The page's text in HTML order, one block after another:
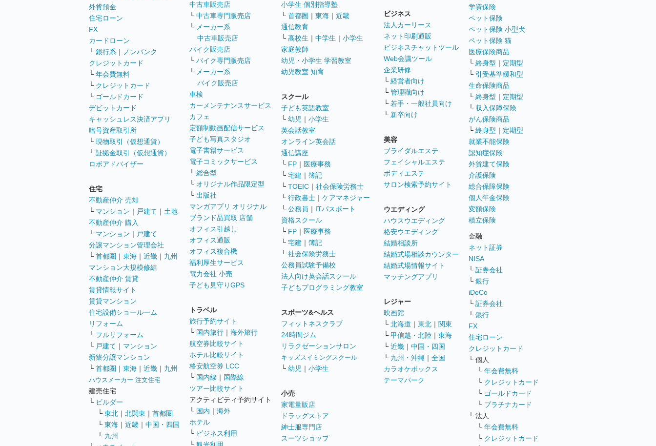
外貨預金
住宅ローン
FX
カードローン
└ 銀行系 ｜
ノンバンク
クレジットカード
└ 年会費無料
└ クレジットカード
└ ゴールドカード
デビットカード
キャッシュレス決済アプリ
暗号資産取引所
└ 現物取引（仮想通貨）
└ 証拠金取引（仮想通貨）
ロボアドバイザー
住宅
不動産仲介 売却
└ マンション ｜ 戸建て ｜ 土地
不動産仲介 購入
└ マンション ｜ 戸建て
分譲マンション管理会社
└ 首都圏 ｜ 東海 ｜ 近畿 ｜ 九州
マンション大規模修繕
不動産仲介 賃貸
賃貸情報サイト
賃貸マンション
住宅設備ショールーム
リフォーム
└ フルリフォーム
└ 戸建て ｜ マンション
新築分譲マンション
└ 首都圏 ｜ 東海 ｜ 近畿 ｜ 九州
ハウスメーカー 注文住宅
建売住宅
└ ビルダー
└ 東北 ｜ 北関東 ｜ 首都圏
└ 東海 ｜ 近畿 ｜ 中国・四国
└ 九州
中古車販売店
└ 中古車専門販売店
└ メーカー系
中古車販売店
バイク販売店
└ バイク専門販売店
└ メーカー系
バイク販売店
車検
カーメンテナンスサービス
カフェ
定額制動画配信サービス
子ども写真スタジオ
電子書籍サービス
電子コミックサービス
└ 総合型
└ オリジナル作品限定型
└ 出版社
マンガアプリ オリジナル
ブランド品買取 店舗
オフィス引越し
オフィス通販
オフィス複合機
福利厚生サービス
電力会社 小売
子ども見守りGPS
トラベル
旅行予約サイト
└ 国内旅行 ｜ 海外旅行
航空券比較サイト
ホテル比較サイト
格安航空券 LCC
└ 国内線 ｜ 国際線
ツアー比較サイト
アクティビティ予約サイト
└ 国内 ｜ 海外
ホテル
└ ビジネス利用
小学生 個別指導塾
└ 首都圏 ｜ 東海 ｜ 近畿
通信教育
└ 高校生 ｜ 中学生 ｜ 小学生
家庭教師
幼児・小学生 学習教室
幼児教室 知育
スクール
子ども英語教室
└ 幼児 ｜ 小学生
英会話教室
オンライン英会話
通信講座
└ FP ｜ 医療事務
└ 宅建 ｜ 簿記
└ TOEIC ｜ 社会保険労務士
└ 行政書士 ｜ ケアマネジャー
└ 公務員 ｜ ITパスポート
資格スクール
└ FP ｜ 医療事務
└ 宅建 ｜ 簿記
└ 社会保険労務士
公務員試験予備校
法人向け英会話スクール
子どもプログラミング教室
スポーツ&ヘルス
フィットネスクラブ
24時間ジム
リラクゼーションサロン
キッズスイミングスクール
└ 幼児 ｜ 小学生
小売
家電量販店
ドラッグストア
紳士服専門店
スーツショップ
ビジネス
法人カーリース
ネット印刷通販
ビジネスチャットツール
Web会議ツール
企業研修
└ 経営者向け
└ 管理職向け
└ 若手・一般社員向け
└ 新卒向け
美容
ブライダルエステ
フェイシャルエステ
ボディエステ
サロン検索予約サイト
ウエディング
ハウスウエディング
格安ウエディング
結婚相談所
結婚式場相談カウンター
結婚式場情報サイト
マッチングアプリ
レジャー
映画館
└ 北海道 ｜ 東北 ｜ 関東
└ 甲信越・北陸 ｜ 東海
└ 近畿 ｜ 中国・四国
└ 九州・沖縄 ｜ 全国
カラオケボックス
テーマパーク
学資保険
ペット保険
ペット保険 小型犬
ペット保険 猫
医療保険商品
└ 終身型 ｜ 定期型
└ 引受基準緩和型
生命保険商品
└ 終身型 ｜ 定期型
└ 収入保障保険
がん保険商品
└ 終身型 ｜ 定期型
就業不能保険
認知症保険
外貨建て保険
介護保険
総合保障保険
個人年金保険
変額保険
積立保険
金融
ネット証券
NISA
└ 証券会社
└ 銀行
iDeCo
└ 証券会社
└ 銀行
FX
住宅ローン
クレジットカード
└ 個人
└ 年会費無料
└ クレジットカード
└ ゴールドカード
└ プラチナカード
└ 法人
└ 年会費無料
└ クレジットカード